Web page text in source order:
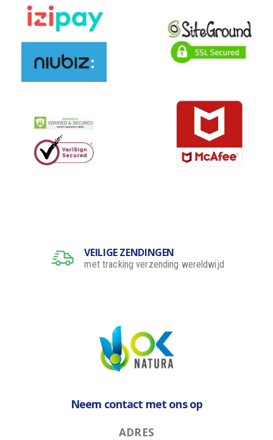
VEILIGE ZENDINGEN
met tracking verzending wereldwijd
Neem contact met ons op
ADRES